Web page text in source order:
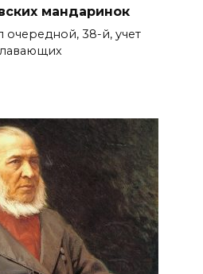
мандаринок
38-й, учет